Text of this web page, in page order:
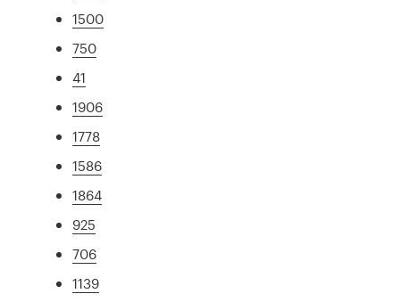
1500
750
41
1906
1778
1586
1864
925
706
1139